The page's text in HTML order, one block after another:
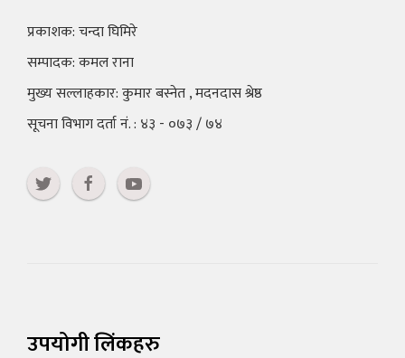
प्रकाशक: चन्दा घिमिरे
सम्पादक: कमल राना
मुख्य सल्लाहकार: कुमार बस्नेत , मदनदास श्रेष्ठ
सूचना विभाग दर्ता नं. : ४३ - ०७३ / ७४
उपयोगी लिंकहरु